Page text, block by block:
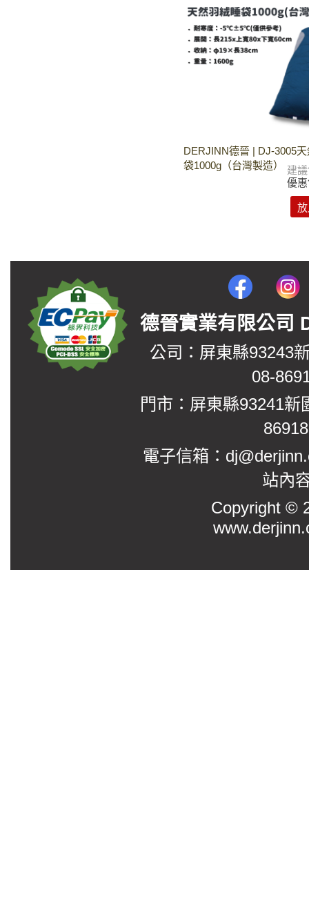
DERJINN德晉 | DJ-3005
袋1000g（台灣製造）
建
優
德晉實業有限公
公司：屏東縣93243
08-
門市：屏東縣93241
電子信箱：
站內
Copyright ©